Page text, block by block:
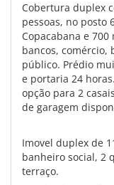
Cobertura duplex
pessoas, no posto
Copacabana e
bancos, comércio,
público. Prédio
e portaria 24
opção para 2
de garagem
Imovel duplex de
banheiro social, 2
terraço.